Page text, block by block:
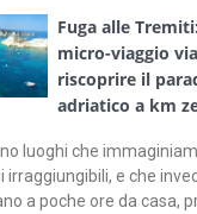
Fuga alle
micro-viaggio
riscoprire il
adriatico a km
luoghi che
irraggiungibili, e che
a poche ore da casa,